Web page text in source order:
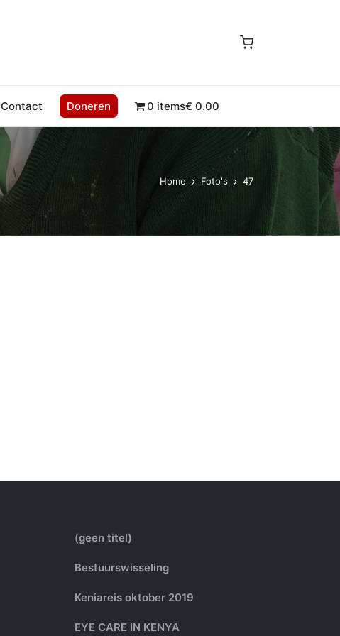
Contact Doneren 0 items€ 0.00
Home Foto's 47
(geen titel)
Bestuurswisseling
Keniareis oktober 2019
EYE CARE IN KENYA